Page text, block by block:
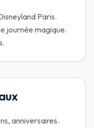
Paris.
journée magique.
anniversaires.